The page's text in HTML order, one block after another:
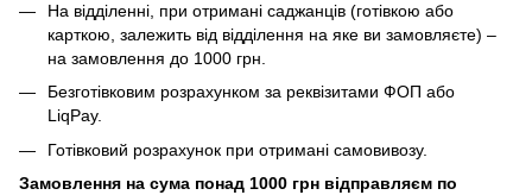
На відділенні, при отримані саджанців (готівкою або
карткою, залежить від відділення на яке ви замовляєте) –
на замовлення до 1000 грн.
Безготівковим розрахунком за реквізитами ФОП або
LiqPay.
Готівковий розрахунок при отримані самовивозу.
Замовлення на сума понад 1000 грн відправляєм по